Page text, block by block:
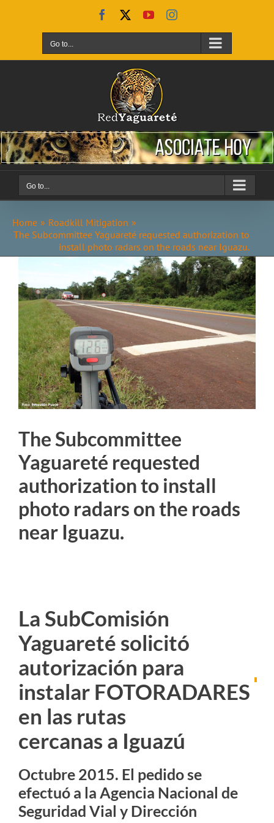
Facebook YouTubeInstagram
Go to...
Go to...
Home
Roadkill Mitigation
The Subcommittee Yaguareté requested authorization to
install photo radars on the roads near Iguazu.
Image
The Subcommittee
Yaguareté requested
authorization to install
photo radars on the roads
near Iguazu.
La SubComisión
Yaguareté solicitó
autorización para
instalar FOTORADARES
en las rutas
cercanas a Iguazú
Octubre 2015. El pedido se
efectuó a la Agencia Nacional de
Seguridad Vial y Dirección